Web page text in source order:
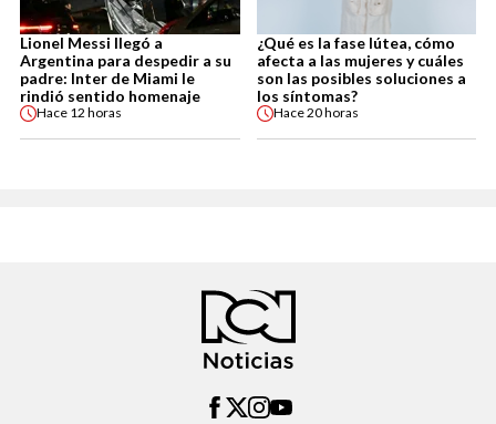
Lionel Messi llegó a
Argentina para despedir a su
padre: Inter de Miami le
rindió sentido homenaje
Hace 12 horas
¿Qué es la fase lútea, cómo
afecta a las mujeres y cuáles
son las posibles soluciones a
los síntomas?
Hace20 horas